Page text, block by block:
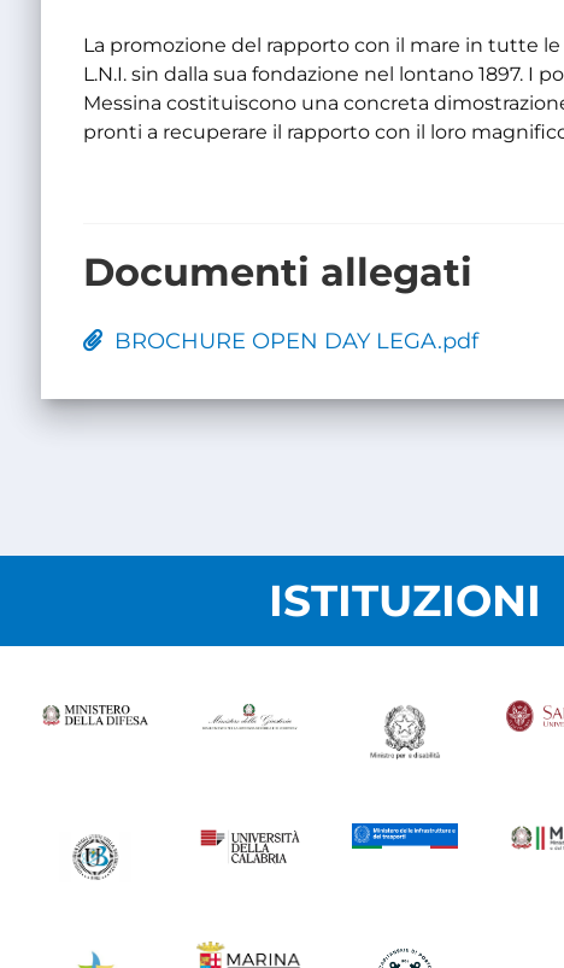
La promozione del rapporto con il mare in tutte
L.N.I. sin dalla sua fondazione nel lontano 1897. I
Messina costituiscono una concreta
pronti a recuperare il rapporto con il loro
Documenti allegati
BROCHURE OPEN DAY LEGA.pdf
ISTITUZIONI